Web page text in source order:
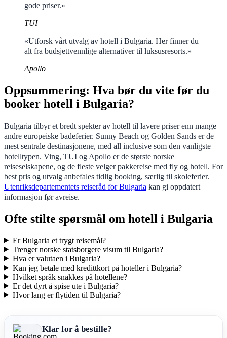
gode priser.»
TUI
«Utforsk vårt utvalg av hotell i Bulgaria. Her finner du
alt fra budsjettvennlige alternativer til luksusresorts.»
Apollo
Oppsummering: Hva bør du vite før du
booker hotell i Bulgaria?
Bulgaria tilbyr et bredt spekter av hotell til lavere priser enn mange
andre europeiske badeferier. Sunny Beach og Golden Sands er de
mest sentrale destinasjonene, med all inclusive som den vanligste
hotelltypen. Ving, TUI og Apollo er de største norske
reiseselskapene, og de fleste velger pakkereise med fly og hotell. For
best pris og utvalg anbefales tidlig booking, særlig til skoleferier.
Utenriksdepartementets reiseråd for Bulgaria kan gi oppdatert
informasjon før avreise.
Ofte stilte spørsmål om hotell i Bulgaria
Er Bulgaria et trygt reisemål?
Trenger norske statsborgere visum til Bulgaria?
Hva er valutaen i Bulgaria?
Kan jeg betale med kredittkort på hoteller i Bulgaria?
Hvilket språk snakkes på hotellene?
Er det dyrt å spise ute i Bulgaria?
Hvor lang er flytiden til Bulgaria?
Klar for å bestille?